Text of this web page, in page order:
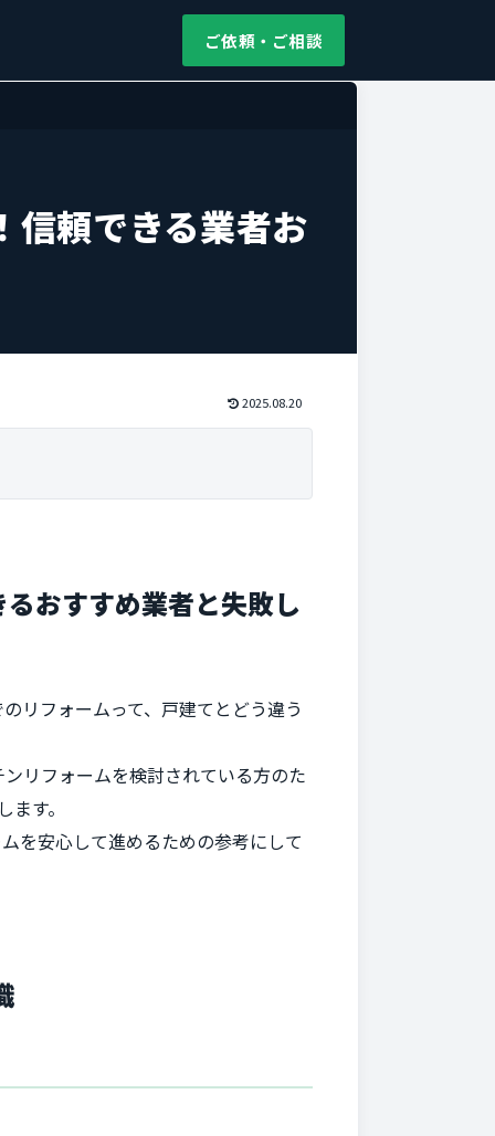
ご依頼・ご相談
信頼できる業者お
2025.08.20
おすすめ業者と失敗し
リフォームって、戸建てとどう違う
リフォームを検討されている方のた
す。
を安心して進めるための参考にして